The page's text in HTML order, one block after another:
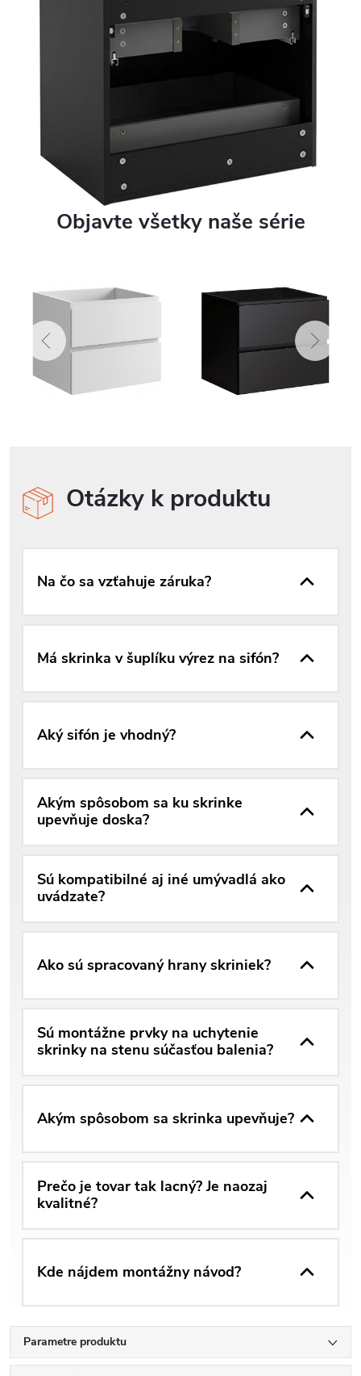
Objavte všetky naše série
Otázky k produktu
Na čo sa vzťahuje záruka?
Má skrinka v šuplíku výrez na sifón?
Aký sifón je vhodný?
Akým spôsobom sa ku skrinke
upevňuje doska?
Sú kompatibilné aj iné umývadlá ako
uvádzate?
Ako sú spracovaný hrany skriniek?
Sú montážne prvky na uchytenie
skrinky na stenu súčasťou balenia?
Akým spôsobom sa skrinka upevňuje?
Prečo je tovar tak lacný? Je naozaj
kvalitné?
Kde nájdem montážny návod?
Parametre produktu